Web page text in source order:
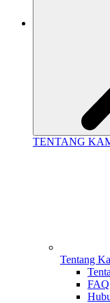
TENTANG
Tentang
FAQ